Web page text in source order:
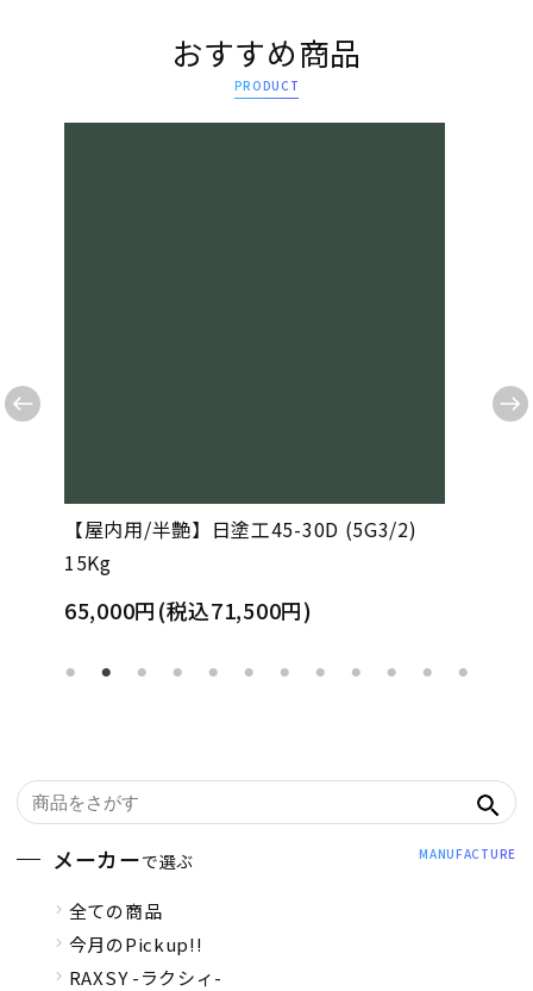
メーカーで選ぶ MANUFACTURE
全ての商品
今月のPickup!!
RAXSY -ラクシィ-
おすすめ商品
PRODUCT
【屋内用/半艶】日塗工45-30D (5G3/2)
15Kg
65,000円(税込71,500円)